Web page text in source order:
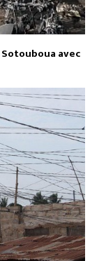
avec